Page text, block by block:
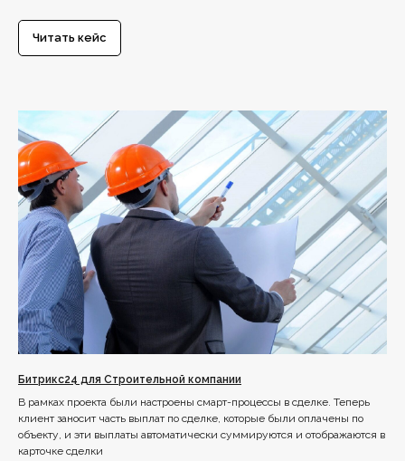
Читать кейс
Битрикс24 для Строительной компании
В рамках проекта были настроены смарт-процессы в сделке. Теперь
клиент заносит часть выплат по сделке, которые были оплачены по
объекту, и эти выплаты автоматически суммируются и отображаются в
карточке сделки